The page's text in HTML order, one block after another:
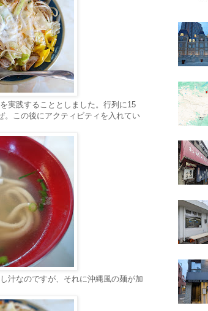
実践することとしました。行列に15
。この後にアクティビティを入れてい
汁なのですが、それに沖縄風の麺が加